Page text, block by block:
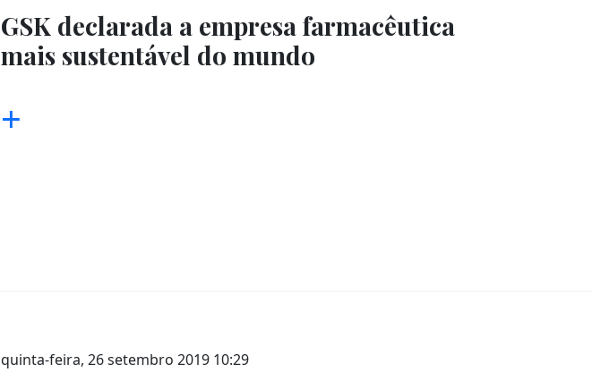
GSK declarada a empresa farmacêutica
mais sustentável do mundo
+
quinta-feira, 26 setembro 2019 10:29